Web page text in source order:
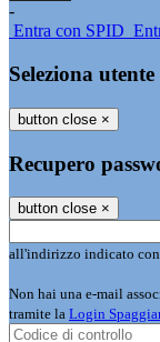
-
Entra con SPID
Seleziona utente
button close ×
Recupero
button close ×
all'indirizzo indicato
Non hai una e-mail
tramite la Login